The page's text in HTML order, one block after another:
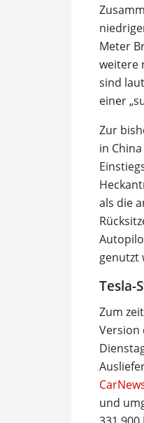
Meter
weitere
sind
einer
Zur
in
als die
genutzt
Tesla-
Zum
Version
und